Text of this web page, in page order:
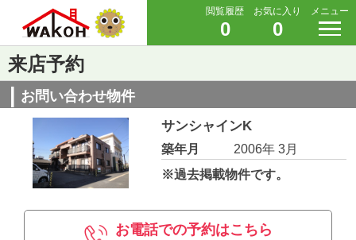
閲覧履歴
0
お気に入り
0
メニュー
来店予約
お問い合わせ物件
サンシャインK
築年月
2006年 3月
※過去掲載物件です。
お電話での予約はこちら